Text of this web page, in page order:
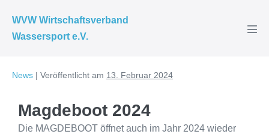
WVW Wirtschaftsverband
Wassersport e.V.
News | Veröffentlicht am 13. Februar 2024
Magdeboot 2024
Die MAGDEBOOT öffnet auch im Jahr 2024 wieder